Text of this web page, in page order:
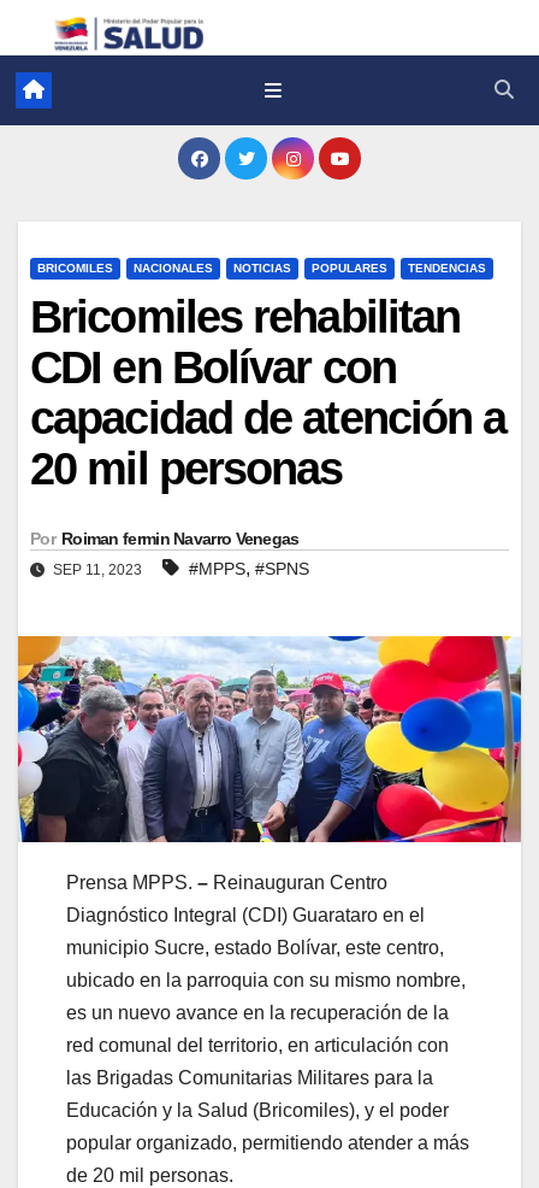
BRICOMILES NACIONALES NOTICIAS POPULARES TENDENCIAS
Bricomiles rehabilitan
CDI en Bolívar con
capacidad de atención a
20 mil personas
Por Roiman fermin Navarro Venegas
SEP 11, 2023 #MPPS, #SPNS
Prensa MPPS. – Reinauguran Centro
Diagnóstico Integral (CDI) Guarataro en el
municipio Sucre, estado Bolívar, este centro,
ubicado en la parroquia con su mismo nombre,
es un nuevo avance en la recuperación de la
red comunal del territorio, en articulación con
las Brigadas Comunitarias Militares para la
Educación y la Salud (Bricomiles), y el poder
popular organizado, permitiendo atender a más
de 20 mil personas.